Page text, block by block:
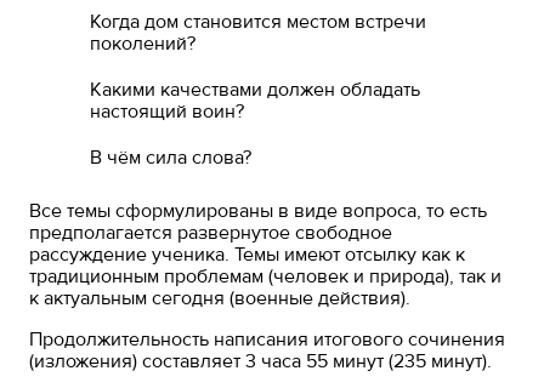
Когда дом становится местом встречи
поколений?
Какими качествами должен обладать
настоящий воин?
В чём сила слова?
Все темы сформулированы в виде вопроса, то есть
предполагается развернутое свободное
рассуждение ученика. Темы имеют отсылку как к
традиционным проблемам (человек и природа), так и
к актуальным сегодня (военные действия).
Продолжительность написания итогового сочинения
(изложения) составляет 3 часа 55 минут (235 минут).